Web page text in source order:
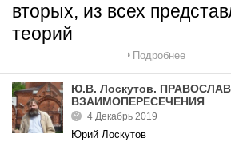
вторых, из всех
теорий
Подробнее
Ю.В. Лоскутов.
ВЗАИМОПЕРЕСЕЧЕНИЯ
4 Декабрь 2019
Юрий Лоскутов